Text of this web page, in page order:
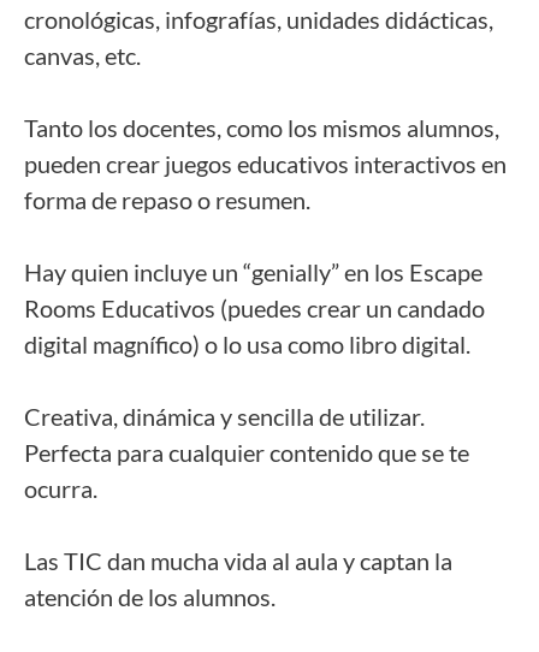
cronológicas, infografías, unidades didácticas,
canvas, etc.
Tanto los docentes, como los mismos alumnos,
pueden crear juegos educativos interactivos en
forma de repaso o resumen.
Hay quien incluye un “genially” en los Escape
Rooms Educativos (puedes crear un candado
digital magnífico) o lo usa como libro digital.
Creativa, dinámica y sencilla de utilizar.
Perfecta para cualquier contenido que se te
ocurra.
Las TIC dan mucha vida al aula y captan la
atención de los alumnos.